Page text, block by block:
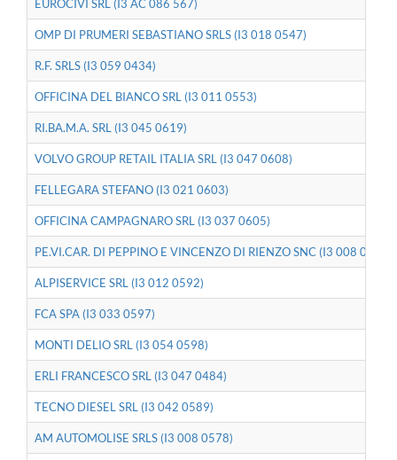
EUROCIVI SRL (I3 AC 086 567)
OMP DI PRUMERI SEBASTIANO SRLS (I3 018 0547)
R.F. SRLS (I3 059 0434)
OFFICINA DEL BIANCO SRL (I3 011 0553)
RI.BA.M.A. SRL (I3 045 0619)
VOLVO GROUP RETAIL ITALIA SRL (I3 047 0608)
FELLEGARA STEFANO (I3 021 0603)
OFFICINA CAMPAGNARO SRL (I3 037 0605)
PE.VI.CAR. DI PEPPINO E VINCENZO DI RIENZO SNC (I3 008 0602)
ALPISERVICE SRL (I3 012 0592)
FCA SPA (I3 033 0597)
MONTI DELIO SRL (I3 054 0598)
ERLI FRANCESCO SRL (I3 047 0484)
TECNO DIESEL SRL (I3 042 0589)
AM AUTOMOLISE SRLS (I3 008 0578)